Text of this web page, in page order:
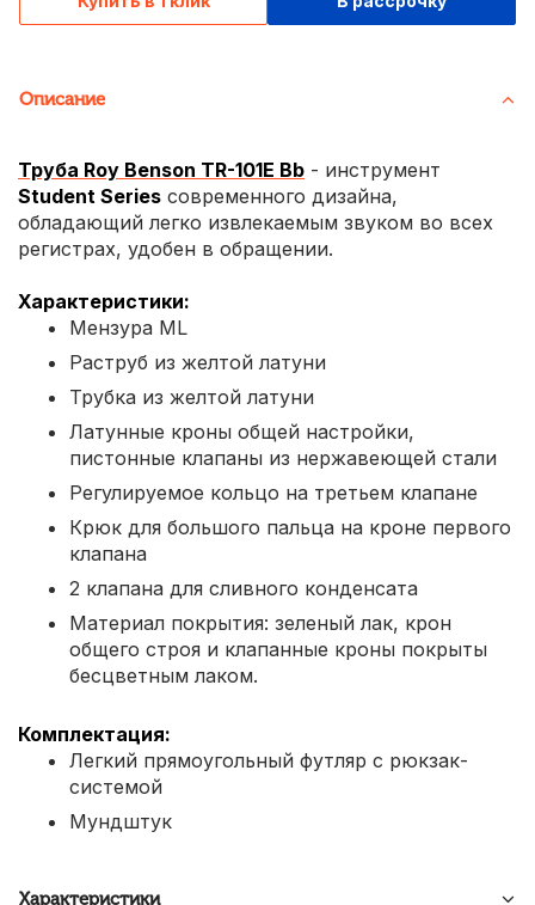
Описание
Труба Roy Benson TR-101E Bb - инструмент
Student Series современного дизайна,
обладающий легко извлекаемым звуком во всех
регистрах, удобен в обращении.
Характеристики:
Мензура ML
Раструб из желтой латуни
Трубка из желтой латуни
Латунные кроны общей настройки,
пистонные клапаны из нержавеющей стали
Регулируемое кольцо на третьем клапане
Крюк для большого пальца на кроне первого
клапана
2 клапана для сливного конденсата
Материал покрытия: зеленый лак, крон
общего строя и клапанные кроны покрыты
бесцветным лаком.
Комплектация:
Легкий прямоугольный футляр с рюкзак-
системой
Мундштук
Характеристики